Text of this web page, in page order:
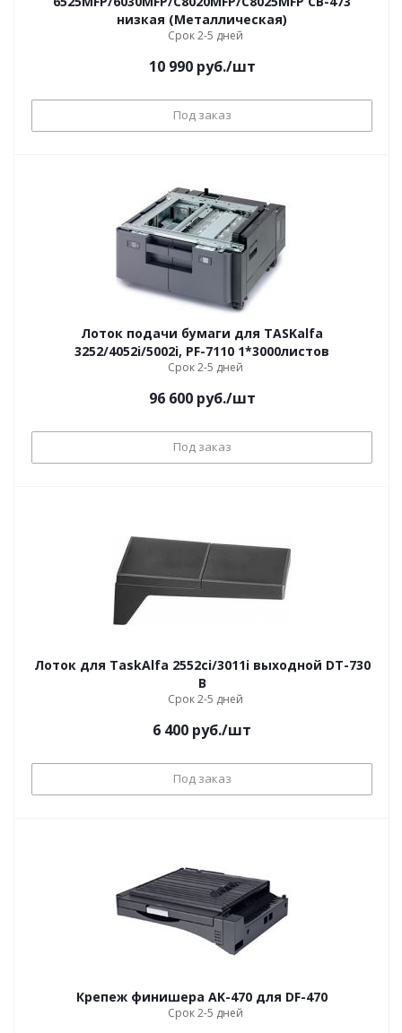
низкая (Металлическая)
Срок 2-5 дней
10 990руб./шт
Под заказ
Лоток подачи бумаги для TASKalfa
3252/4052i/5002i, PF-7110 1*3000листов
Срок 2-5 дней
96 600руб./шт
Под заказ
Лоток для TaskAlfa 2552ci/3011i выходной DT-730
B
Срок 2-5 дней
6 400 руб./шт
Под заказ
Крепеж финишера AK-470 для DF-470
Срок 2-5 дней